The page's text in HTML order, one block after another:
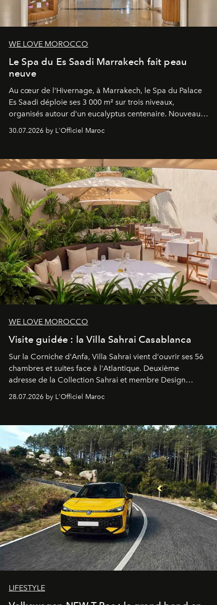
WE LOVE MOROCCO
Le Spa du Es Saadi Marrakech fait peau
neuve
Au cœur de l'Hivernage, à Marrakech, le Spa du Palace
Es Saadi déploie ses 3 000 m² sur trois niveaux,
organisés autour d'un eucalyptus centenaire. Nouveau
Lobby Bien-Être et Beauté, exclusivité mondiale en
neuro-cosmétique, parcours thermal et studio dédié au
entièreté, entre science des émotions et rituels
reposants.
30.07.2026 by L'Officiel Maroc
WE LOVE MOROCCO
Visite guidée : la Villa Sahrai Casablanca
Sur la Corniche d'Anfa, Villa Sahrai vient d'ouvrir ses 56
chambres et suites face à l'Atlantique. Deuxième
adresse de la Collection Sahrai et membre Design
Hotels, ce boutique-hôtel cinq étoiles signé Christophe
Pillet promet un lieu de vie complet. On y a déjeuné…
28.07.2026 by L'Officiel Maroc
LIFESTYLE